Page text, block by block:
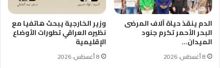
الدم ينقذ حياة آلاف المرضى
البحر الأحمر تكرم جنود
الميدان…
8 أغسطس، 2026
وزير الخارجية يبحث هاتفيا مع
نظيره العراقي تطورات الأوضاع
الإقليمية
8 أغسطس، 2026